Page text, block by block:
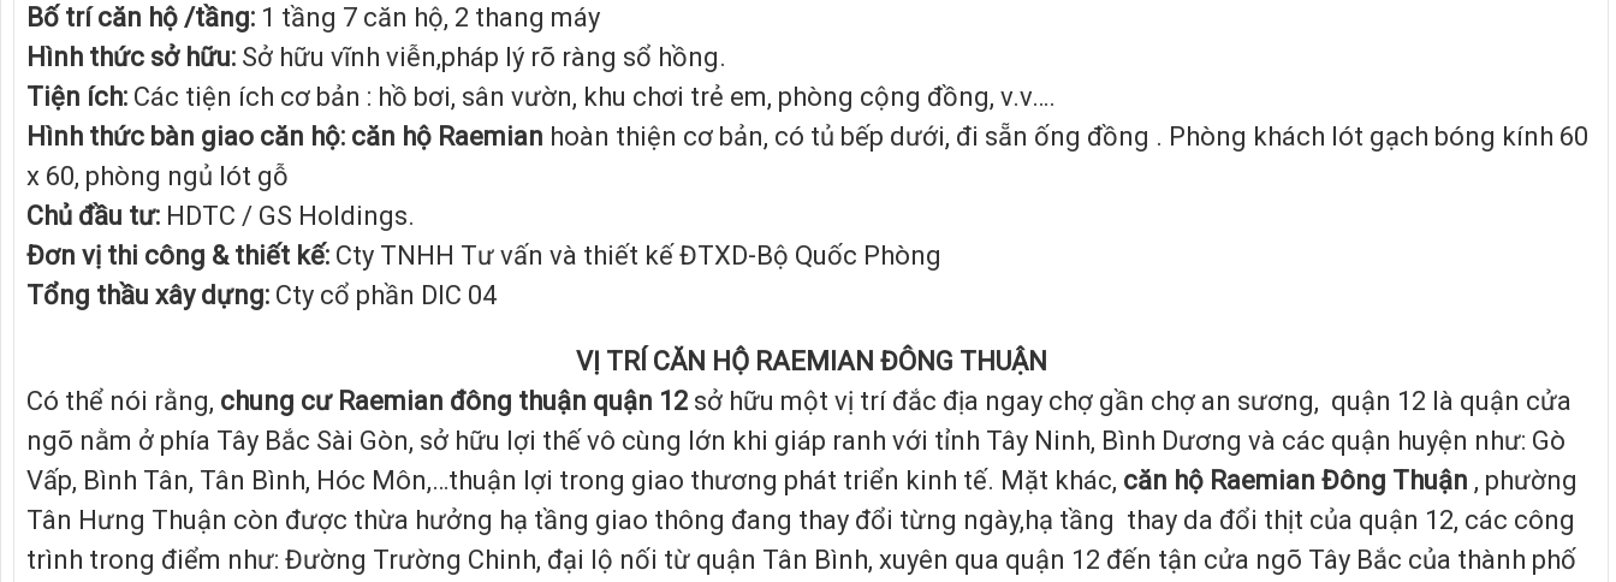
Bố trí căn hộ /tầng: 1 tầng 7 căn hộ, 2 thang máy
Hình thức sở hữu: Sở hữu vĩnh viễn,pháp lý rõ ràng sổ hồng.
Tiện ích: Các tiện ích cơ bản : hồ bơi, sân vườn, khu chơi trẻ em, phòng cộng đồng, v.v….
Hình thức bàn giao căn hộ: căn hộ Raemian hoàn thiện cơ bản, có tủ bếp dưới, đi sẵn ống đồng . Phòng khách lót gạch bóng kính 60
x 60, phòng ngủ lót gỗ
Chủ đầu tư: HDTC / GS Holdings.
Đơn vị thi công & thiết kế: Cty TNHH Tư vấn và thiết kế ĐTXD-Bộ Quốc Phòng
Tổng thầu xây dựng: Cty cổ phần DIC 04
VỊ TRÍ CĂN HỘ RAEMIAN ĐÔNG THUẬN
Có thể nói rằng, chung cư Raemian đông thuận quận 12 sở hữu một vị trí đắc địa ngay chợ gần chợ an sương, quận 12 là quận cửa
ngõ nằm ở phía Tây Bắc Sài Gòn, sở hữu lợi thế vô cùng lớn khi giáp ranh với tỉnh Tây Ninh, Bình Dương và các quận huyện như: Gò
Vấp, Bình Tân, Tân Bình, Hóc Môn,…thuận lợi trong giao thương phát triển kinh tế. Mặt khác, căn hộ Raemian Đông Thuận , phường
Tân Hưng Thuận còn được thừa hưởng hạ tầng giao thông đang thay đổi từng ngày,hạ tầng thay da đổi thịt của quận 12, các công
trình trong điểm như: Đường Trường Chinh, đại lộ nối từ quận Tân Bình, xuyên qua quận 12 đến tận cửa ngõ Tây Bắc của thành phố